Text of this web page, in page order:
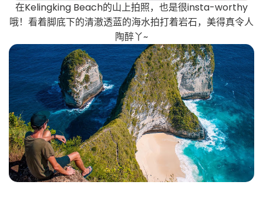
在Kelingking Beach的山上拍照，也是很insta-worthy
哦！看着脚底下的清澈透蓝的海水拍打着岩石，美得真令人
陶醉丫~